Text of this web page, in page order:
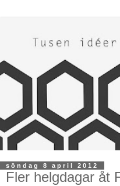
söndag 8 april 2012
Fler helgdagar åt